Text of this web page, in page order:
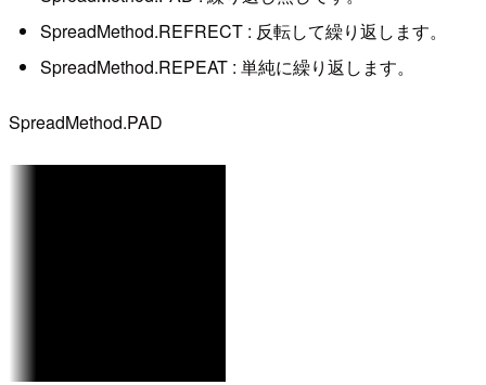
SpreadMethod.REFRECT : 反転して繰り返します。
SpreadMethod.REPEAT : 単純に繰り返します。
SpreadMethod.PAD